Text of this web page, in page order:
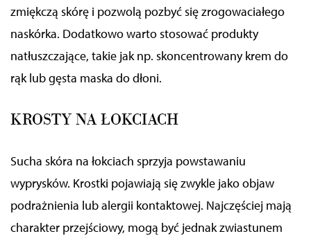
zmiękczą skórę i pozwolą pozbyć się zrogowaciałego
naskórka. Dodatkowo warto stosować produkty
natłuszczające, takie jak np. skoncentrowany krem do
rąklub gęsta maska do dłoni.
KROSTY NA ŁOKCIACH
Sucha skóra na łokciach sprzyja powstawaniu
wyprysków. Krostki pojawiają się zwykle jako objaw
podrażnienia lub alergii kontaktowej. Najczęściej mają
charakter przejściowy, mogą być jednakzwiastunem